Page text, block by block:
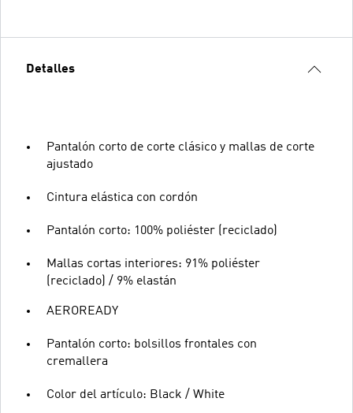
Detalles
Pantalón corto de corte clásico y mallas de corte
ajustado
Cintura elástica con cordón
Pantalón corto: 100% poliéster (reciclado)
Mallas cortas interiores: 91% poliéster
(reciclado) / 9% elastán
AEROREADY
Pantalón corto: bolsillos frontales con
cremallera
Color del artículo: Black / White